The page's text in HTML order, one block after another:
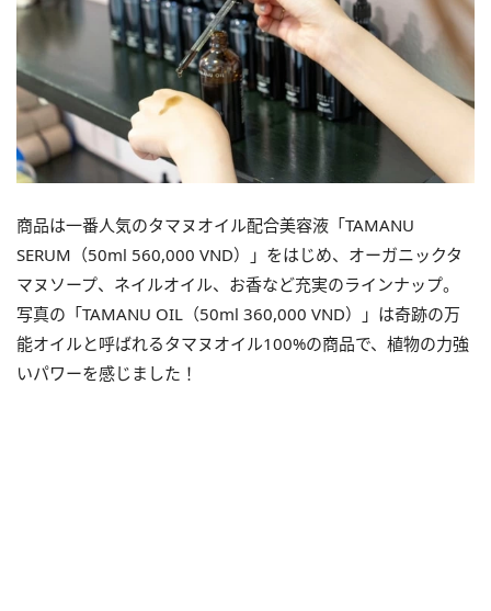
商品は一番人気のタマヌオイル配合美容液「TAMANU
SERUM（50ml 560,000 VND）」をはじめ、オーガニックタ
マヌソープ、 ネイルオイル、お香など充実のラインナップ。
写真の「TAMANU OIL（50ml 360,000 VND）」は奇跡の万
能オイルと呼ばれるタマヌオイル100%の商品で、植物の力強
いパワーを感じました！